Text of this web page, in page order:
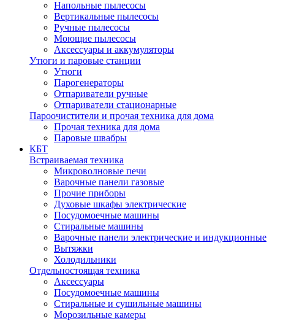
Напольные пылесосы
Вертикальные пылесосы
Ручные пылесосы
Моющие пылесосы
Аксессуары и аккумуляторы
Утюги и паровые станции
Утюги
Парогенераторы
Отпариватели ручные
Отпариватели стационарные
Пароочистители и прочая техника для дома
Прочая техника для дома
Паровые швабры
КБТ
Встраиваемая техника
Микроволновые печи
Варочные панели газовые
Прочие приборы
Духовые шкафы электрические
Посудомоечные машины
Стиральные машины
Варочные панели электрические и индукционные
Вытяжки
Холодильники
Отдельностоящая техника
Аксессуары
Посудомоечные машины
Стиральные и сушильные машины
Морозильные камеры